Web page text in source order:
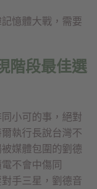
憶體大戰，需要
階段最佳選
小可的事，絕對
執行長說台灣不
媒體包圍的劉德
不會中傷同
手三星，劉德音